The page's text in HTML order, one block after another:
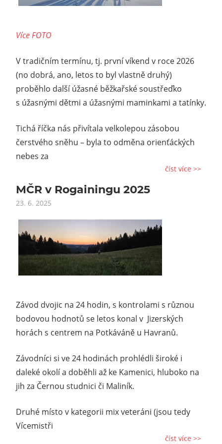
Více FOTO
V tradičním termínu, tj. první víkend v roce 2026
(no dobrá, ano, letos to byl vlastně druhý)
proběhlo další úžasné běžkařské soustřeďko
s úžasnými dětmi a úžasnými maminkami a tatínky.
Tichá říčka nás přivítala velkolepou zásobou
čerstvého sněhu – byla to odměna orienťáckých
nebes za
číst více >>
MČR v Rogainingu 2025
23. 6. 2025
Závod dvojic na 24 hodin, s kontrolami s různou
bodovou hodnotů se letos konal v Jizerských
horách s centrem na Potkáváně u Havranů.
Závodníci si ve 24 hodinách prohlédli široké i
daleké okolí a doběhli až ke Kamenici, hluboko na
jih za Černou studnici či Maliník.
Druhé místo v kategorii mix veteráni (jsou tedy
Vícemistři
číst více >>